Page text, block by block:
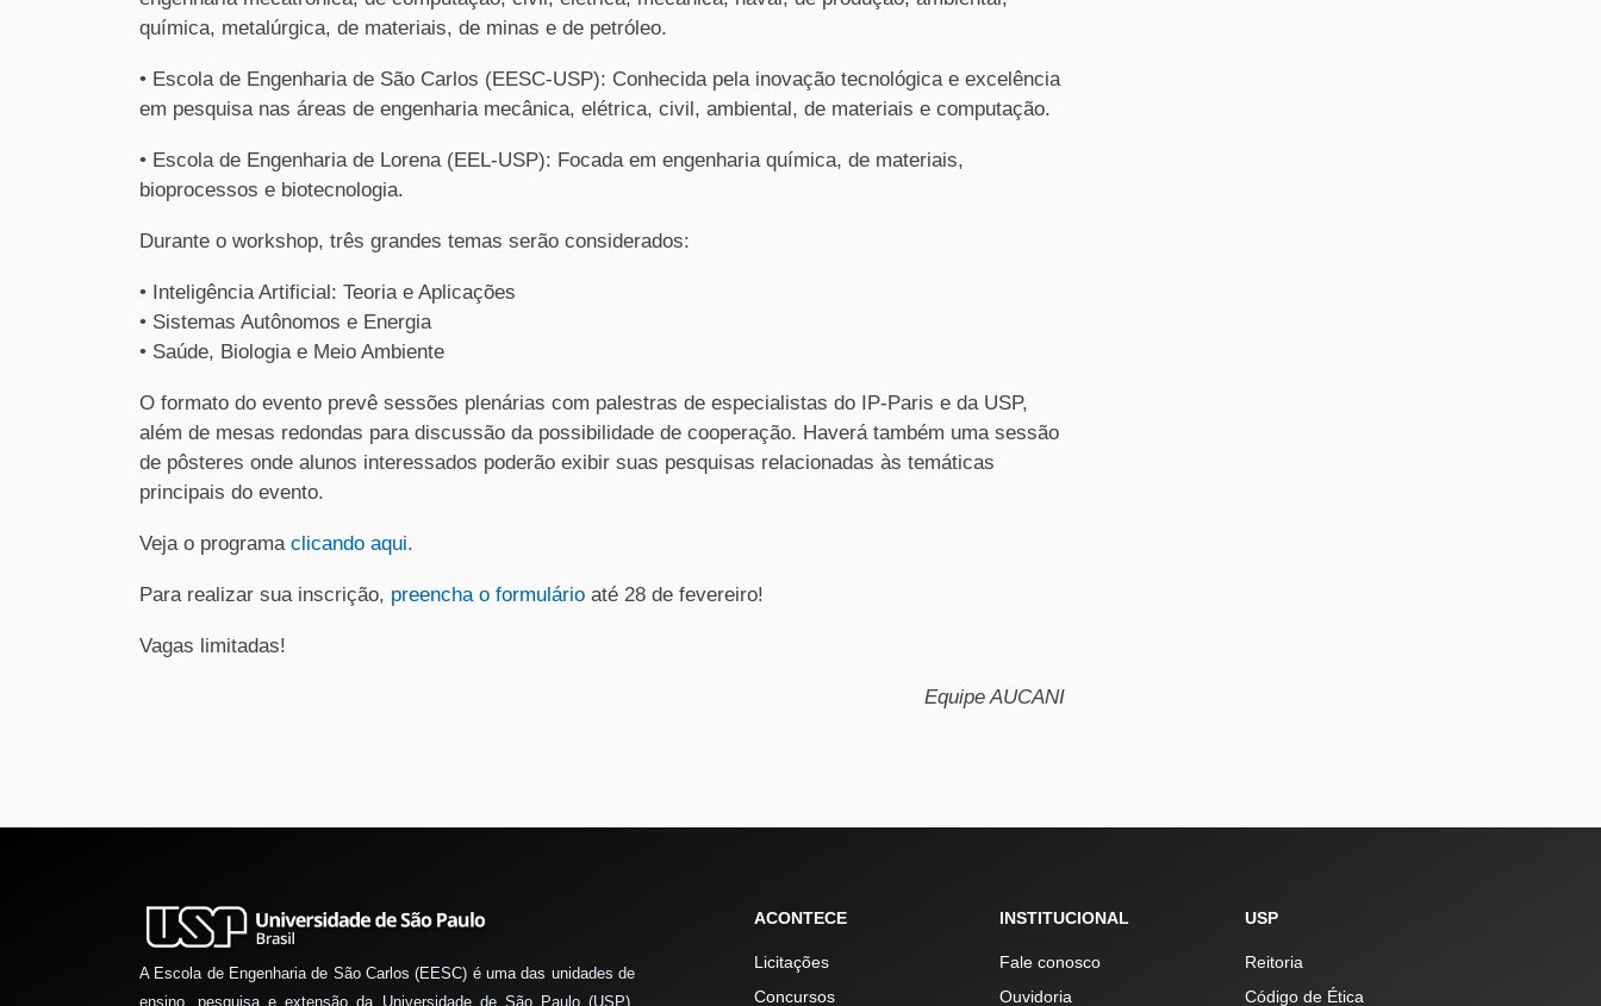
química, metalúrgica, de materiais, de minas e de petróleo.
• Escola de Engenharia de São Carlos (EESC-USP): Conhecida pela inovação tecnológica e excelência
em pesquisa nas áreas de engenharia mecânica, elétrica, civil, ambiental, de materiais e computação.
• Escola de Engenharia de Lorena (EEL-USP): Focada em engenharia química, de materiais,
bioprocessos e biotecnologia.
Durante o workshop, três grandes temas serão considerados:
• Inteligência Artificial: Teoria e Aplicações
• Sistemas Autônomos e Energia
• Saúde, Biologia e Meio Ambiente
O formato do evento prevê sessões plenárias com palestras de especialistas do IP-Paris e da USP,
além de mesas redondas para discussão da possibilidade de cooperação. Haverá também uma sessão
de pôsteres onde alunos interessados poderão exibir suas pesquisas relacionadas às temáticas
principais do evento.
Veja o programa clicando aqui.
Para realizar sua inscrição, preencha o formulário até 28 de fevereiro!
Vagas limitadas!
Equipe AUCANI
A Escola de Engenharia de São Carlos (EESC) é uma das unidades de
ensino, pesquisa e extensão da Universidade de São Paulo (USP),
ACONTECE
Licitações
Concursos
INSTITUCIONAL
Fale conosco
Ouvidoria
USP
Reitoria
Código de Ética